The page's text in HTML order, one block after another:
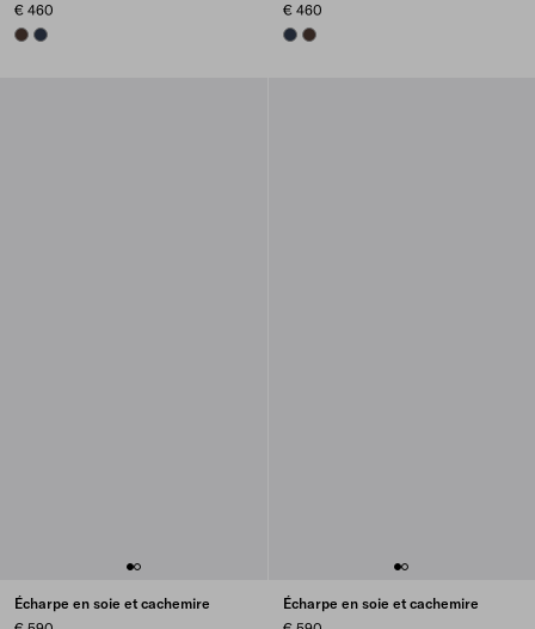
€ 460
EBONY
NAVY
€ 460
NAVYEBONY
Écharpe en soie et cachemire
Écharpe en soie et cachemire